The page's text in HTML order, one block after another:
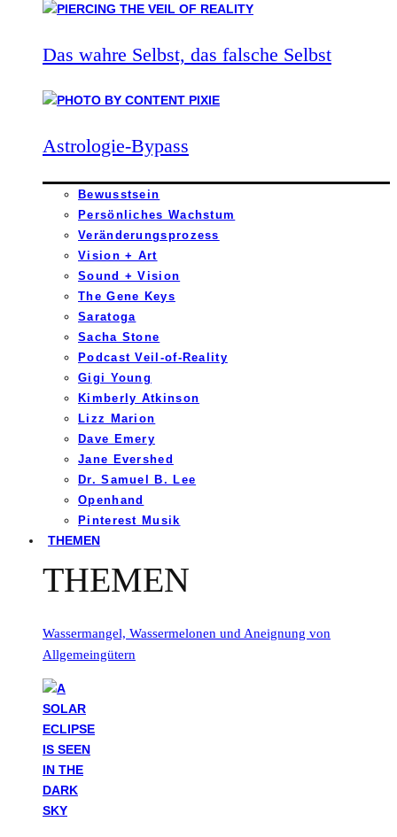
Das wahre Selbst, das falsche Selbst
Astrologie-Bypass
Bewusstsein
Persönliches Wachstum
Veränderungsprozess
Vision + Art
Sound + Vision
The Gene Keys
Saratoga
Sacha Stone
Podcast Veil-of-Reality
Gigi Young
Kimberly Atkinson
Lizz Marion
Dave Emery
Jane Evershed
Dr. Samuel B. Lee
Openhand
Pinterest Musik
THEMEN
THEMEN
Wassermangel, Wassermelonen und Aneignung von
Allgemeingütern